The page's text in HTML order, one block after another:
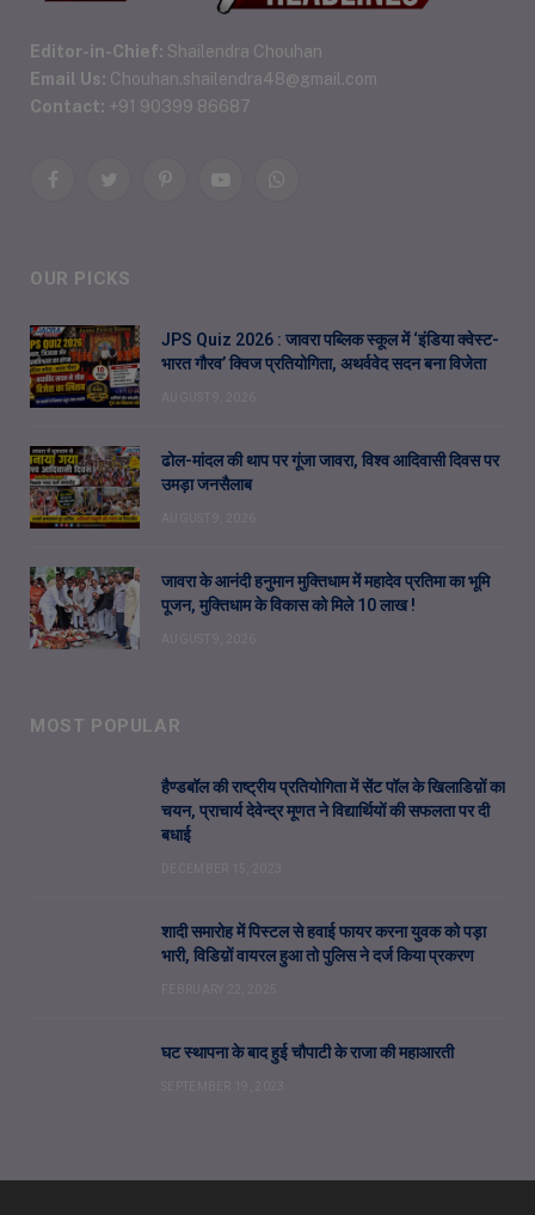
Editor-in-Chief: Shailendra Chouhan
Email Us: Chouhan.shailendra48@gmail.com
Contact: +91 90399 86687
FacebookTwitterPinterestYouTubeWhatsApp
OUR PICKS
JPS Quiz 2026 : जावरा पब्लिक स्कूल में ‘इंडिया क्वेस्ट-
भारत गौरव’ क्विज प्रतियोगिता, अथर्ववेद सदन बना विजेता
ढोल-मांदल की थाप पर गूंजा जावरा, विश्व आदिवासी दिवस पर
उमड़ा जनसैलाब
जावरा के आनंदी हनुमान मुक्तिधाम में महादेव प्रतिमा का भूमि
पूजन, मुक्तिधाम के विकास को मिले 10 लाख !
MOST POPULAR
हैण्डबॉल की राष्ट्रीय प्रतियोगिता में सेंट पॉल के खिलाडिय़ों का
चयन, प्राचार्य देवेन्द्र मूणत ने विद्यार्थियों की सफलता पर दी
बधाई
शादी समारोह में पिस्टल से हवाई फायर करना युवक को पड़ा
भारी, विडिय़ों वायरल हुआ तो पुलिस ने दर्ज किया प्रकरण
घट स्थापना के बाद हुई चौपाटी के राजा की महाआरती